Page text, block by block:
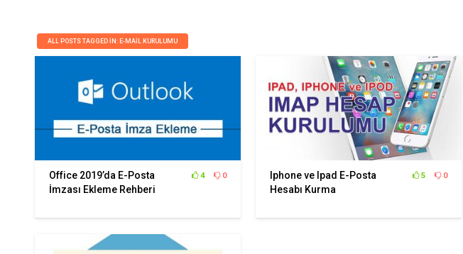
ALL POSTS TAGGED IN: E-MAIL KURULUMU
Office 2019’da E-Posta
İmzası Ekleme Rehberi
4 0
Iphone ve Ipad E-Posta
Hesabı Kurma
5 0